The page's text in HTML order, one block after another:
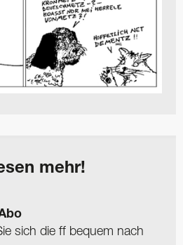
mehr!
sich die ff bequem nach